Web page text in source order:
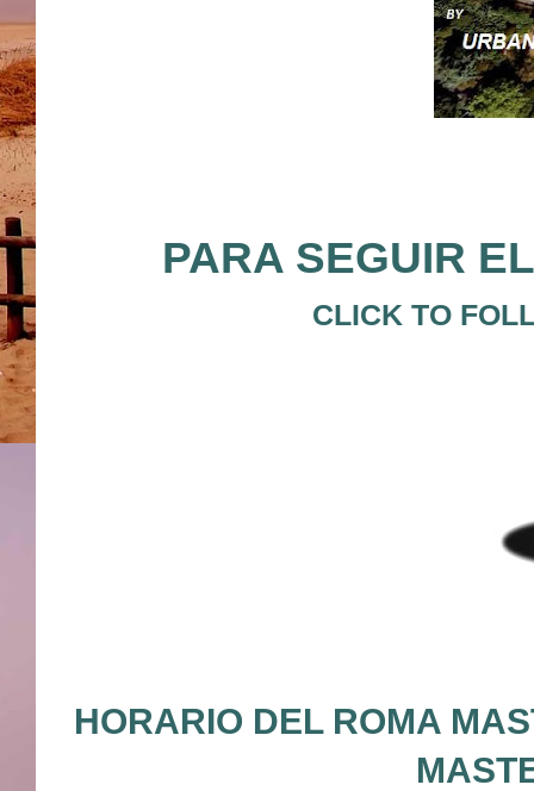
PARA SEGUIR
CLICK TO
HORARIO DEL ROMA